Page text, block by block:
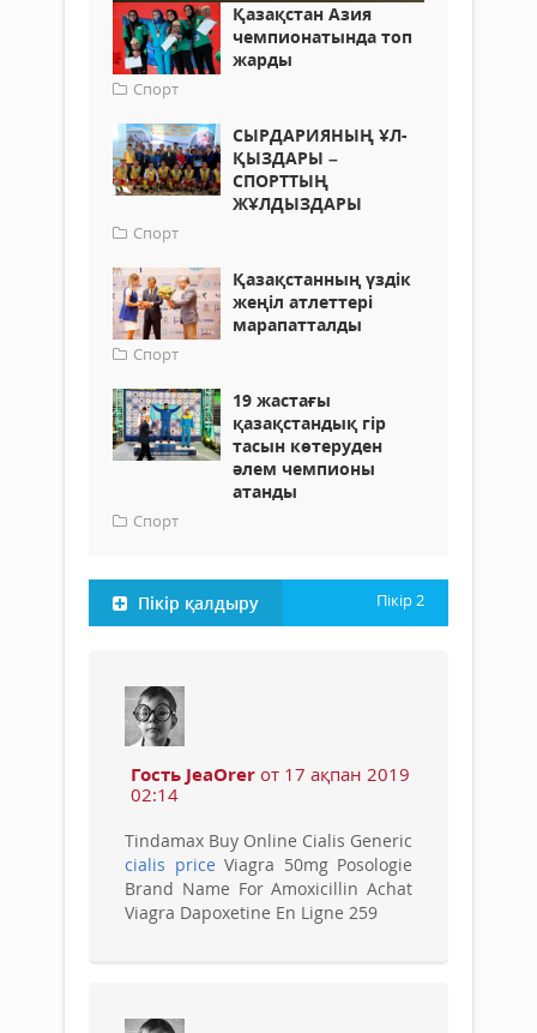
Қазақстан Азия
чемпионатында топ
жарды
Спорт
СЫРДАРИЯНЫҢ ҰЛ-
ҚЫЗДАРЫ –
СПОРТТЫҢ
ЖҰЛДЫЗДАРЫ
Спорт
Қазақстанның үздік
жеңіл атлеттері
марапатталды
Спорт
19 жастағы
қазақстандық гір
тасын көтеруден
әлем чемпионы
атанды
Спорт
Пікір қалдыру Пікір2
Гость JeaOrer от 17 ақпан 2019
02:14
Tindamax Buy Online Cialis Generic
cialis price Viagra 50mg Posologie
Brand Name For Amoxicillin Achat
Viagra Dapoxetine En Ligne 259